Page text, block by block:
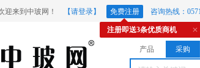
迎来到中玻网！ 【请登录】 免费注册 咨询热线：
注册即送3条优质商机
产品 采购